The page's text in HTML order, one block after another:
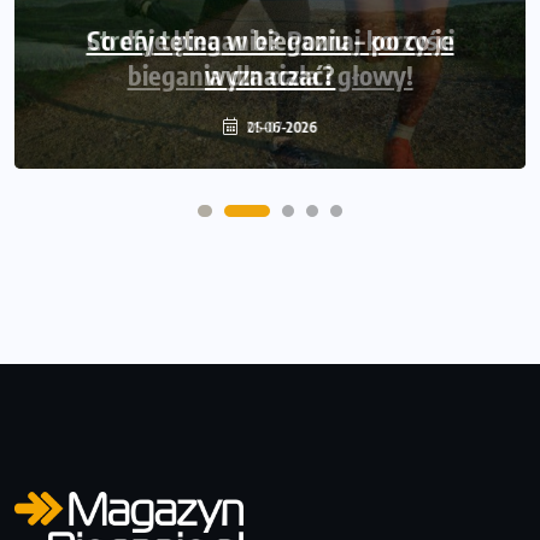
Strefy tętna w bieganiu – po co je
wyznaczać?
21-06-2026